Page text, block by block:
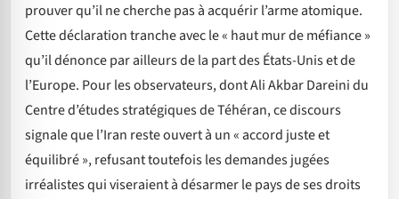
prouver qu’il ne cherche pas à acquérir l’arme atomique.
Cette déclaration tranche avec le « haut mur de méfiance »
qu’il dénonce par ailleurs de la part des États-Unis et de
l’Europe. Pour les observateurs, dont Ali Akbar Dareini du
Centre d’études stratégiques de Téhéran, ce discours
signale que l’Iran reste ouvert à un « accord juste et
équilibré », refusant toutefois les demandes jugées
irréalistes qui viseraient à désarmer le pays de ses droits